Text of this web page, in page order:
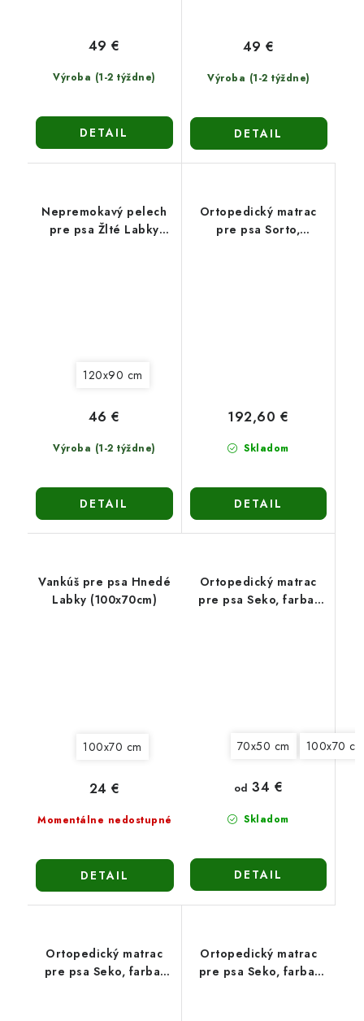
Výroba (1-2 týždne)
49 €
DETAIL
Výroba (1-2 týždne)
49 €
DETAIL
Nepremokavý pelech
pre psa Žlté Labky
120x90 cm
Výroba (1-2 týždne)
46 €
DETAIL
Ortopedický matrac
pre psa Sorto,
Skladom
192,60 €
DETAIL
Vankúš pre psa Hnedé
Labky (100x70cm)
100x70 cm
Momentálne nedostupné
24 €
DETAIL
Ortopedický matrac
pre psa Seko, farba:
70x50 cm 100x70 cm
Skladom
od 34 €
DETAIL
Ortopedický matrac
pre psa Seko, farba:
Ortopedický matrac
pre psa Seko, farba: